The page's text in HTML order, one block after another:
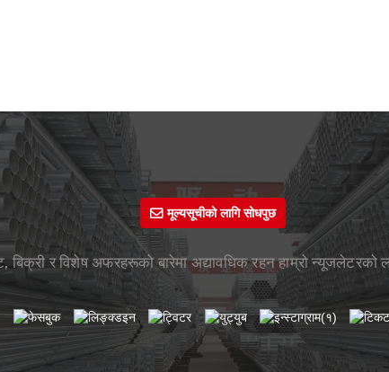
मूल्यसूचीको लागि सोधपुछ
बिक्री र विशेष अफरहरूको बारेमा अद्यावधिक रहन हाम्रो न्यूजलेटरको